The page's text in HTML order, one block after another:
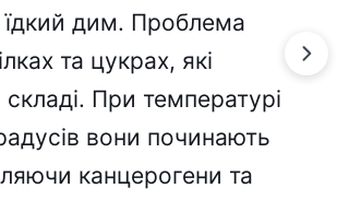
їдкий дим. Проблема
та цукрах, які
складі. При температурі
вони починають
канцерогени та